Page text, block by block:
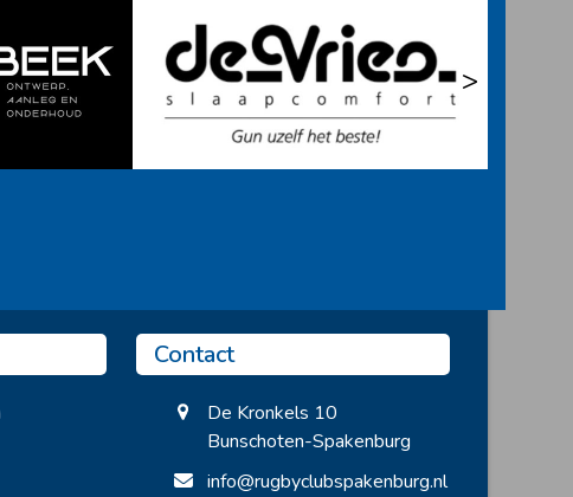
>
Contact
De Kronkels 10
Bunschoten-Spakenburg
info@rugbyclubspakenburg.nl